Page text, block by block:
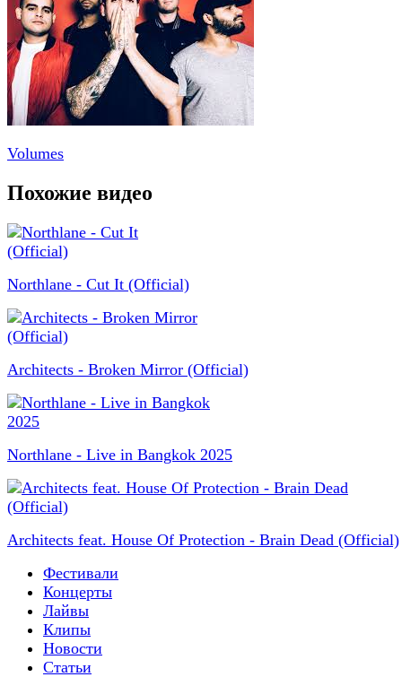
Volumes
Похожие видео
Northlane - Cut It (Official)
Architects - Broken Mirror (Official)
Northlane - Live in Bangkok 2025
Architects feat. House Of Protection - Brain Dead (Official)
Фестивали
Концерты
Лайвы
Клипы
Новости
Статьи